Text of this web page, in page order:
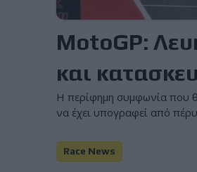
MotoGP:
και
Η περίφημη συμφωνία που
να έχει υπογραφεί από
Race News